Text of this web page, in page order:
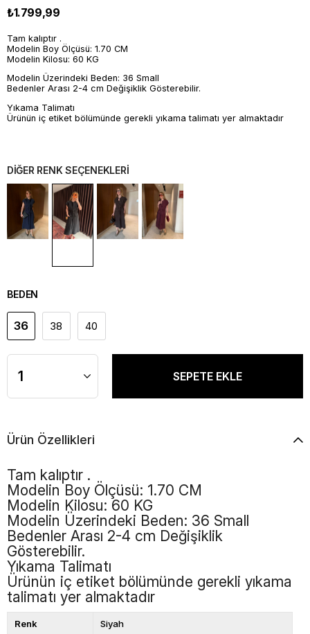
₺1.799,99
Tam kalıptır .
Modelin Boy Ölçüsü: 1.70 CM
Modelin Kilosu: 60 KG
Modelin Üzerindeki Beden: 36 Small
Bedenler Arası 2-4 cm Değişiklik Gösterebilir.
Yıkama Talimatı
Ürünün iç etiket bölümünde gerekli yıkama talimatı yer almaktadır
DİĞER RENK SEÇENEKLERİ
BEDEN
36 38 40
Ürün Özellikleri
Tam kalıptır .
Modelin Boy Ölçüsü: 1.70 CM
Modelin Kilosu: 60 KG
Modelin Üzerindeki Beden: 36 Small
Bedenler Arası 2-4 cm Değişiklik
Gösterebilir.
Yıkama Talimatı
Ürünün iç etiket bölümünde gerekli yıkama
talimatı yer almaktadır
Renk Siyah